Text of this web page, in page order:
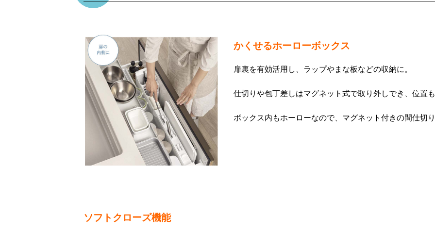
かくせるホーローボックス
扉裏を有効活用し、ラップやまな板などの収納に。
仕切りや包丁差しはマグネット式で取り外しでき、位置
ボックス内もホーローなので、マグネット付きの間仕切
ソフトクローズ機能